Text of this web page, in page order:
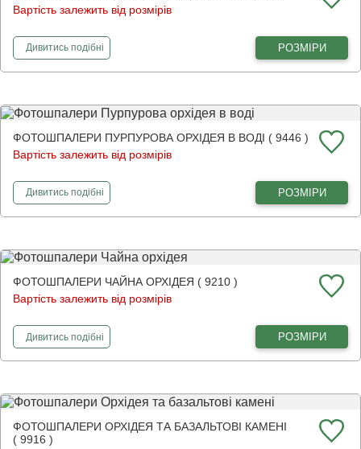
Вартість залежить від розмірів
Дивитисьфотошпалери
подібні РОЗМІРИ
ФОТОШПАЛЕРИ ПУРПУРОВА ОРХІДЕЯ В ВОДІ ( 9446 )
Вартість залежить від розмірів
Дивитисьфотошпалери
подібні РОЗМІРИ
ФОТОШПАЛЕРИ ЧАЙНА ОРХІДЕЯ ( 9210 )
Вартість залежить від розмірів
Дивитисьфотошпалери
подібні РОЗМІРИ
ФОТОШПАЛЕРИ ОРХІДЕЯ ТА БАЗАЛЬТОВІ КАМЕНІ
( 9916 )